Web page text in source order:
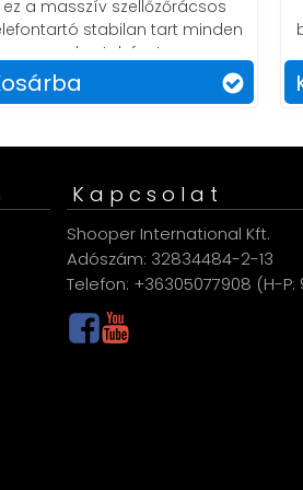
rögzítsd telefonodat
biztonságosan a
vezetés közben
Kapcsolat
Shooper International Kft.
Adószám: 32834484-2-13
Telefon: +36305077908 (H-P: